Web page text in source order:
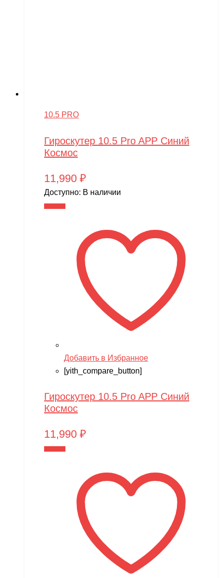
10.5 PRO
Гироскутер 10.5 Pro APP Синий
Космос
11,990 ₽
Доступно: В наличии
Добавить в Избранное
[yith_compare_button]
Гироскутер 10.5 Pro APP Синий
Космос
11,990 ₽